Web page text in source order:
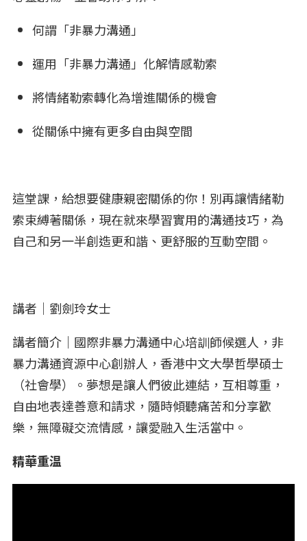
何謂「非暴力溝通」
運用「非暴力溝通」化解情感勒索
將情緒勒索轉化為增進關係的機會
從關係中擁有更多自由與空間
這堂課，給想要健康親密關係的你！別再讓情緒勒
索束縛著關係，現在就來學習實用的溝通技巧，為
自己和另一半創造更和諧、更舒服的互動空間。
講者｜劉劍玲女士
講者簡介｜國際非暴力溝通中心培訓師候選人，非
暴力溝通資源中心創辦人，香港中文大學哲學碩士
（社會學）。夢想是讓人們彼此連結，互相尊重，
自由地表達善意和請求，隨時傾聽痛苦和分享歡
樂，無障礙交流情感，讓愛融入生活當中。
精華重温